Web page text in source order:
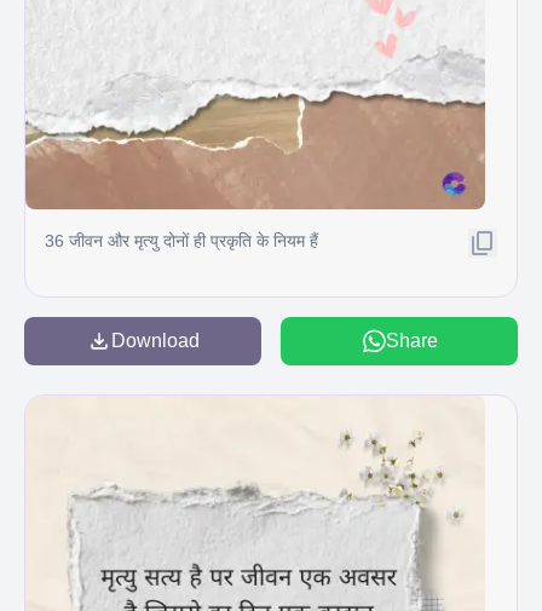
36 जीवन और मृत्यु दोनों ही प्रकृति के नियम हैं
Download Share